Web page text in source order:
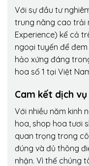
Với sự đầu tư
trung nâng cao trải
Experience) kể cả
ngoại tuyến để
hảo xứng đáng
hoa số 1 tại Việt
Cam kết dịch
Với nhiều năm kinh
hoa, shop hoa tươi
quan trọng trong
đúng và đủ thông
nhận. Vì thế chúng